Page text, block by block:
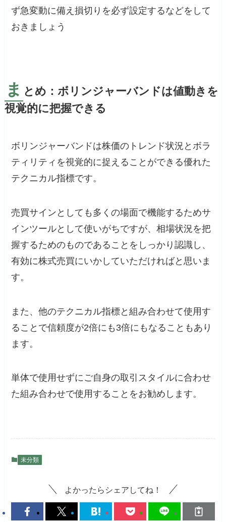
ず急変動に備え損切りを必ず設定するなどをして
おきましょう
ま とめ：ボリンジャーバンドは値動きを
視覚的に把握できる
ボリンジャーバンドは株価のトレンド状況とボラ
ティリティを視覚的に捉えることができる優れた
テクニカル指標です。
売買サインとしても多くの場面で機能するためサ
インツールとして使いがちですが、相場状況を把
握するためのものであることをしっかり認識し、
有効に株式売買にいかしていただければと思いま
す。
また、他のテクニカル指標と組み合わせて使用す
ることで信頼度が2倍にも3倍にもなることもあり
ます。
単体で使用せずにご自身の取引スタイルに合わせ
た組み合わせで使用することをお勧めします。
未分類
よかったらシェアしてね！